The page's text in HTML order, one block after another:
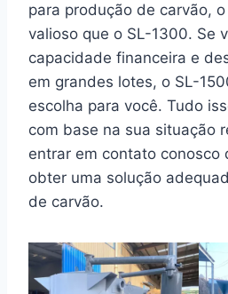
para produção de carvão,
valioso que o SL-1300. Se
capacidade financeira e
em grandes lotes, o SL-
escolha para você. Tudo
com base na sua situação
entrar em contato conosco
obter uma solução
de carvão.